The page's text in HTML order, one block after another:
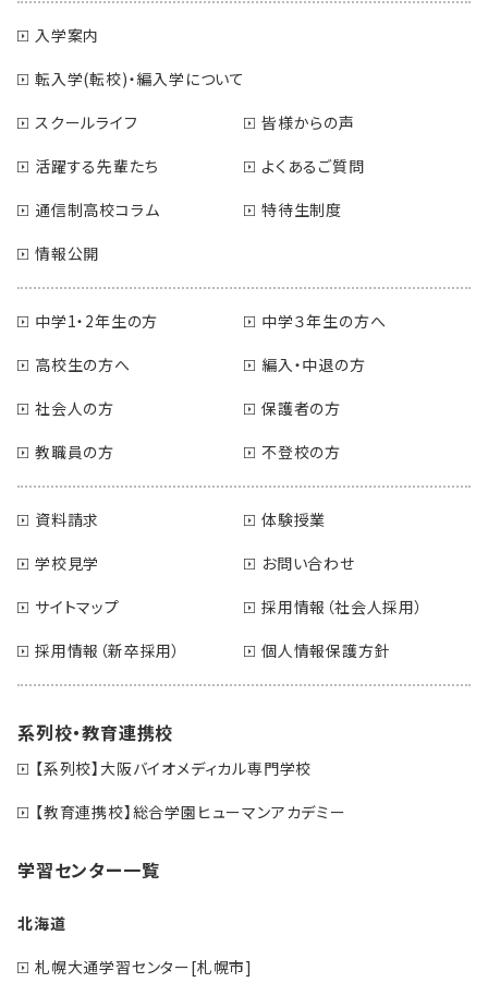
入学案内
転入学(転校)・編入学について
スクールライフ
皆様からの声
活躍する先輩たち
よくあるご質問
通信制高校コラム
特待生制度
情報公開
中学1・2年生の方
中学３年生の方へ
高校生の方へ
編入・中退の方
社会人の方
保護者の方
教職員の方
不登校の方
資料請求
体験授業
学校見学
お問い合わせ
サイトマップ
採用情報（社会人採用）
採用情報（新卒採用）
個人情報保護方針
系列校・教育連携校
【系列校】大阪バイオメディカル専門学校
【教育連携校】総合学園ヒューマンアカデミー
学習センター一覧
北海道
札幌大通学習センター[札幌市]